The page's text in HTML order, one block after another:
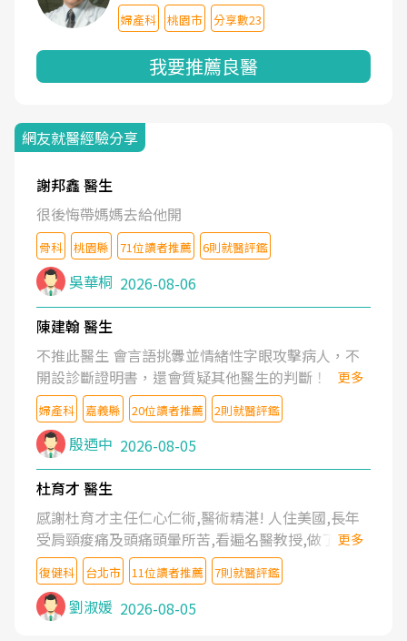
婦產科 桃園市 分享數23
我要推薦良醫
網友就醫經驗分享
謝邦鑫 醫生
很後悔帶媽媽去給他開
骨科 桃園縣 71位讀者推薦 6則就醫評鑑
吳華桐 2026-08-06
陳建翰 醫生
不推此醫生 會言語挑釁並情緒性字眼攻擊病人，不
開設診斷證明書，還會質疑其他醫生的判斷！
更多
婦產科 嘉義縣 20位讀者推薦 2則就醫評鑑
殷迺中 2026-08-05
杜育才 醫生
感謝杜育才主任仁心仁術,醫術精湛! 人住美國,長年
受肩頸痠痛及頭痛頭暈所苦,看遍名醫教授,做了各種
檢查,也嘗試過西醫打針,中醫針灸及物理徒手治療都
沒有用,後來連吃到嗎啡類止痛藥都效果有限,只是壓
症狀,沒多久就痛起來,多年失眠嚴重影響生活品質.
台灣親友介紹忠孝醫院杜育才主任是頸頭症候群專
更多
復健科 台北市 11位讀者推薦 7則就醫評鑑
劉淑媛 2026-08-05